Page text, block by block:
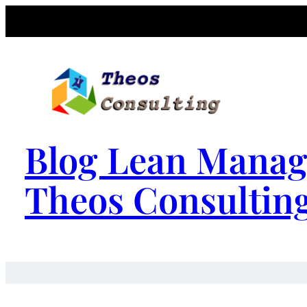
Blog Lean
Theos